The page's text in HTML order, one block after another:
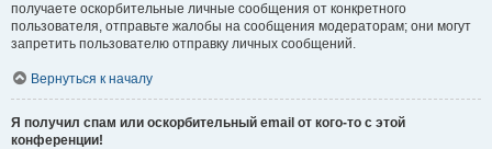
получаете оскорбительные личные сообщения от конкретного
пользователя, отправьте жалобы на сообщения модераторам; они могут
запретить пользователю отправку личных сообщений.
Вернуться к началу
Я получил спам или оскорбительный email от кого-то с этой
конференции!